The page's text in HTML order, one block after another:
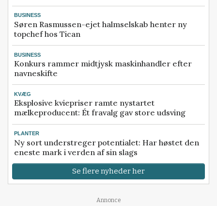
BUSINESS
Søren Rasmussen-ejet halmselskab henter ny
topchef hos Tican
BUSINESS
Konkurs rammer midtjysk maskinhandler efter
navneskifte
KVÆG
Eksplosive kviepriser ramte nystartet
mælkeproducent: Ét fravalg gav store udsving
PLANTER
Ny sort understreger potentialet: Har høstet den
eneste mark i verden af sin slags
Se flere nyheder her
Annonce